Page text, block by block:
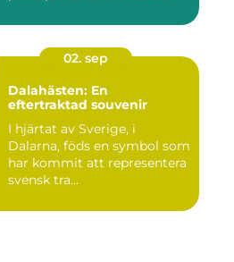
02. sep
Dalahästen: En
eftertraktad souvenir
I hjärtat av Sverige, i
Dalarna, föds en symbol som
har kommit att representera
svensk tra...